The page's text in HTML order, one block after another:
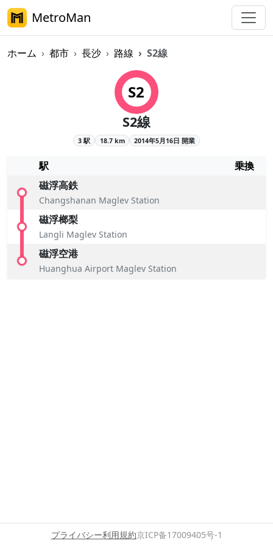
MetroMan
ホーム 都市 長沙 路線 S2線
長沙メトロS2線概要
S2
S2線
3 駅 18.7 km 2014年5月16日 開業
駅
乗換
磁浮高鉄
Changshanan Maglev Station
磁浮榔梨
Langli Maglev Station
磁浮空港
Huanghua Airport Maglev Station
プライバシー利用規約京ICP备17009405号-1